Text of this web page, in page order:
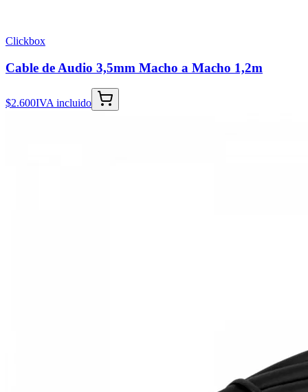
Clickbox
Cable de Audio 3,5mm Macho a Macho 1,2m
$2.600IVA incluido